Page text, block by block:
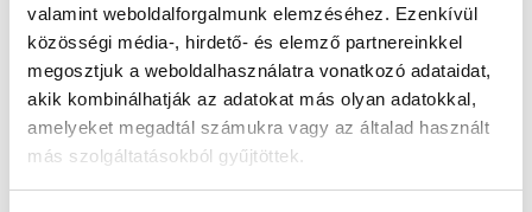
valamint weboldalforgalmunk elemzéséhez. Ezenkívül
közösségi média-, hirdető- és elemző partnereinkkel
megosztjuk a weboldalhasználatra vonatkozó adataidat,
akik kombinálhatják az adatokat más olyan adatokkal,
amelyeket megadtál számukra vagy az általad használt
más szolgáltatásokból gyűjtöttek.
Beton és habarcs alapanyag
A beton erős, időtálló szerkezeti anyag alapozáshoz
és teherhordáshoz, a habarcs pedig falazóelemek